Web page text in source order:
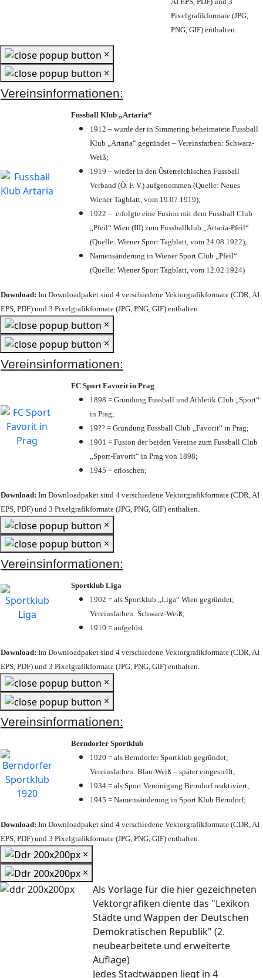
Pixelgrafikformate (JPG,
PNG, GIF) enthalten.
×
×
Vereinsinformationen:
Fussball Klub „Artaria“
1912 – wurde der in Simmering beheimatete Fussball
Klub „Artaria“ gegründet – Vereinsfarben: Schwarz-
Weiß;
1919 – wieder in den Österreichischen Fussball
Verband (Ö. F. V.) aufgenommen (Quelle: Neues
Wiener Tagblatt, vom 19.07.1919);
1922 – erfolgte eine Fusion mit dem Fussball Club
„Pfeil“ Wien (III) zum Fussballklub „Artaria-Pfeil“
(Quelle: Wiener Sport Tagblatt, vom 24.08.1922);
Namensänderung in Wiener Sport Club „Pfeil“
(Quelle: Wiener Sport Tagblatt, vom 12.02.1924)
Download: Im Downloadpaket sind 4 verschiedene Vektorgrafikformate (CDR, AI
EPS, PDF) und 3 Pixelgrafikformate (JPG, PNG, GIF) enthalten.
×
×
Vereinsinformationen:
FC Sport Favorit in Prag
1898 = Gründung Fussball und Athletik Club „Sport“
in Prag;
19?? = Gründung Fussball Club „Favorit“ in Prag;
1901 = Fusion der beiden Vereine zum Fussball Club
„Sport-Favorit“ in Prag von 1898;
1945 = erloschen;
Download: Im Downloadpaket sind 4 verschiedene Vektorgrafikformate (CDR, AI
EPS, PDF) und 3 Pixelgrafikformate (JPG, PNG, GIF) enthalten.
×
×
Vereinsinformationen:
Sportklub Liga
1902 = als Sportklub „Liga“ Wien gegründet;
Vereinsfarben: Schwarz-Weiß;
1910 = aufgelöst
Download: Im Downloadpaket sind 4 verschiedene Vektorgrafikformate (CDR, AI
EPS, PDF) und 3 Pixelgrafikformate (JPG, PNG, GIF) enthalten.
×
×
Vereinsinformationen:
Berndorfer Sportklub
1920 = als Berndorfer Sportklub gegründet;
Vereinsfarben: Blau-Weiß – später eingestellt;
1934 = als Sport Vereinigung Berndorf reaktiviert;
1945 = Namensänderung in Sport Klub Berndorf;
Download: Im Downloadpaket sind 4 verschiedene Vektorgrafikformate (CDR, AI
EPS, PDF) und 3 Pixelgrafikformate (JPG, PNG, GIF) enthalten.
×
×
Als Vorlage für die hier gezeichneten
Vektorgrafiken diente das "Lexikon
Städte und Wappen der Deutschen
Demokratischen Republik" (2.
neubearbeitete und erweiterte
Auflage)
Jedes Stadtwappen liegt in 4